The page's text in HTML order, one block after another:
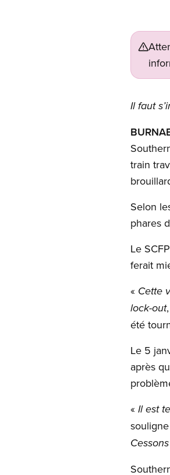
Il faut
train
Selon
phares
Le
ferait
« Cette
lock-out
été
Le 5
après
« Il est